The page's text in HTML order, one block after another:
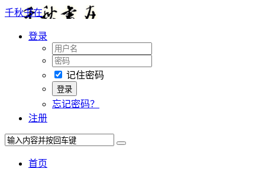
千秋书在
登录
记住密码
忘记密码？
注册
首页